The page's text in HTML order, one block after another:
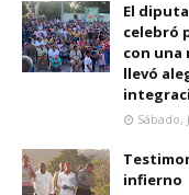
El
celebró
con
llevó
Sábado,
infierno